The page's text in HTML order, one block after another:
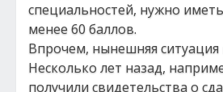
специальностей, нужно
менее 60 баллов.
Впрочем, нынешняя ситуация
Несколько лет назад,
получили свидетельства о